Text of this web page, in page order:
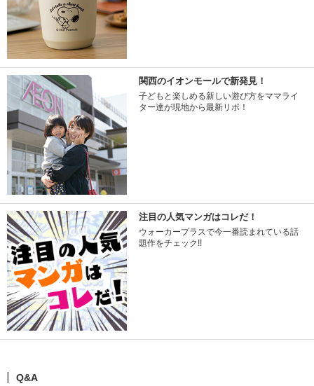
関西のイオンモールで新発見！
子どもと楽しめる新しい遊び方をママライ
ター達が現地から最新リポ！
注目の人気マンガはコレだ！
ウォーカープラスで今一番読まれている話
題作をチェック!!
Q&A